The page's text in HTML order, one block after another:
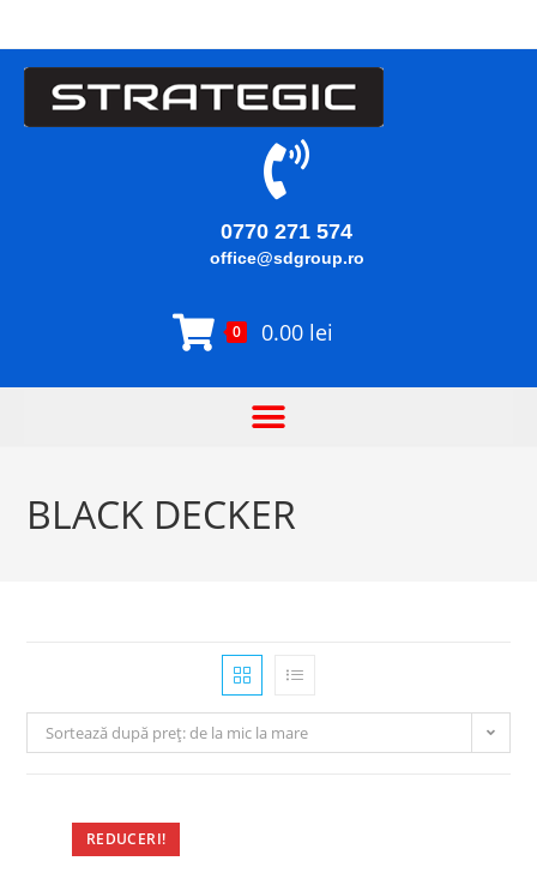
0770 271 574
office@sdgroup.ro
0 0.00 lei
BLACK DECKER
Sortează după preț: de la mic la mare
REDUCERI!